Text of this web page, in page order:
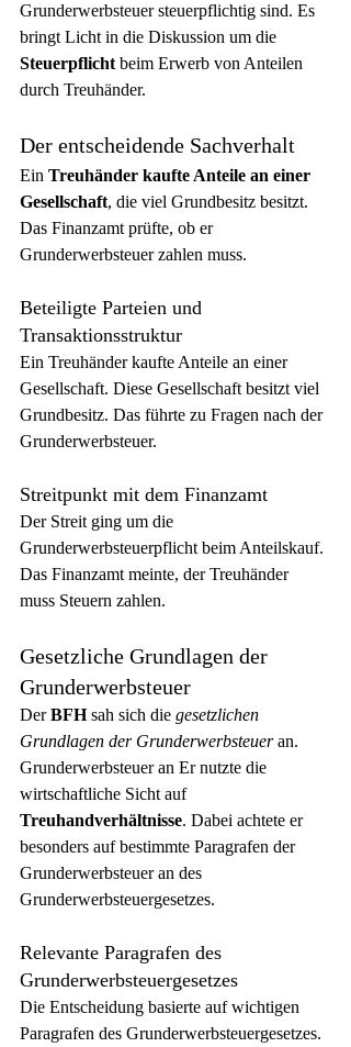
Grunderwerbsteuer steuerpflichtig sind. Es
bringt Licht in die Diskussion um die
Steuerpflicht beim Erwerb von Anteilen
durch Treuhänder.
Der entscheidende Sachverhalt
Ein Treuhänder kaufte Anteile an einer
Gesellschaft, die viel Grundbesitz besitzt.
Das Finanzamt prüfte, ob er
Grunderwerbsteuer zahlen muss.
Beteiligte Parteien und
Transaktionsstruktur
Ein Treuhänder kaufte Anteile an einer
Gesellschaft. Diese Gesellschaft besitzt viel
Grundbesitz. Das führte zu Fragen nach der
Grunderwerbsteuer.
Streitpunkt mit dem Finanzamt
Der Streit ging um die
Grunderwerbsteuerpflicht beim Anteilskauf.
Das Finanzamt meinte, der Treuhänder
muss Steuern zahlen.
Gesetzliche Grundlagen der
Grunderwerbsteuer
Der BFH sah sich die gesetzlichen
Grundlagen der Grunderwerbsteuer an.
Grunderwerbsteuer an Er nutzte die
wirtschaftliche Sicht auf
Treuhandverhältnisse. Dabei achtete er
besonders auf bestimmte Paragrafen der
Grunderwerbsteuer an des
Grunderwerbsteuergesetzes.
Relevante Paragrafen des
Grunderwerbsteuergesetzes
Die Entscheidung basierte auf wichtigen
Paragrafen des Grunderwerbsteuergesetzes.